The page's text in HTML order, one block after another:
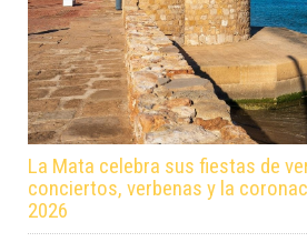
La Mata celebra sus fiestas de
conciertos, verbenas y la
2026